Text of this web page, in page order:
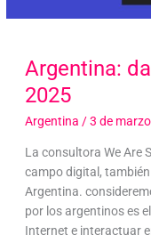
Argentina:
2025
Argentina /3 de
La consultora We Are
campo digital,
Argentina.
por los argentinos es
Internet e interactuar